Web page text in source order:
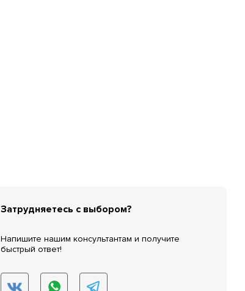
Затрудняетесь с выбором?
Напишите нашим консультантам и получите
быстрый ответ!